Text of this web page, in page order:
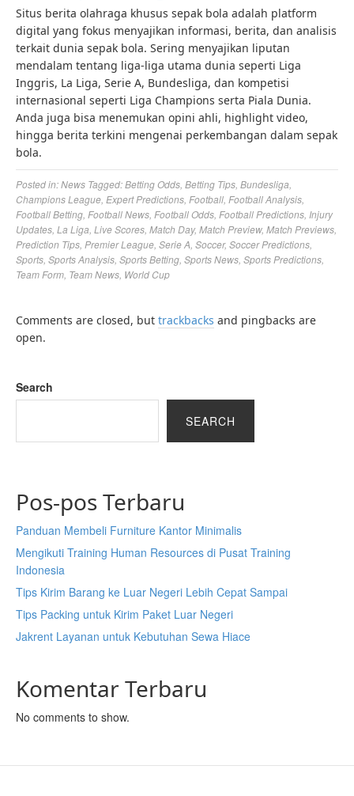
Situs berita olahraga khusus sepak bola adalah platform
digital yang fokus menyajikan informasi, berita, dan analisis
terkait dunia sepak bola. Sering menyajikan liputan
mendalam tentang liga-liga utama dunia seperti Liga
Inggris, La Liga, Serie A, Bundesliga, dan kompetisi
internasional seperti Liga Champions serta Piala Dunia.
Anda juga bisa menemukan opini ahli, highlight video,
hingga berita terkini mengenai perkembangan dalam sepak
bola.
Posted in:News Tagged:Betting Odds Betting Tips Bundesliga
Champions League Expert Predictions Football Football Analysis
Football Betting Football News Football Odds Football Predictions Injury
Updates La Liga Live Scores Match Day, Match Preview, Match Previews
Prediction Tips Premier League Serie A Soccer, Soccer Predictions
Sports Sports Analysis Sports Betting Sports News Sports Predictions
Team Form Team News World Cup
Comments are closed, but trackbacks and pingbacks are
open.
Search
SEARCH
Pos-pos Terbaru
Panduan Membeli Furniture Kantor Minimalis
Mengikuti Training Human Resources di Pusat Training
Indonesia
Tips Kirim Barang ke Luar Negeri Lebih Cepat Sampai
Tips Packing untuk Kirim Paket Luar Negeri
Jakrent Layanan untuk Kebutuhan Sewa Hiace
Komentar Terbaru
No comments to show.